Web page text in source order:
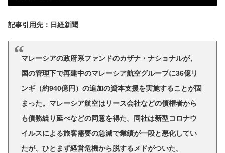
記事引用先：日経新聞
マレーシアの政府系ファンドのカザナ・ナショナルが、
国の管理下で再建中のマレーシア航空グループに36億リ
ンギ（約940億円）の追加の資本支援を実施することが固
まった。マレーシア航空はリース会社などの債権者から
も債務繰り延べなどの同意を得た。同社は新型コロナウ
イルスによる旅客需要の急減で業績が一段と悪化してい
たが、ひとまず経営危機から脱するメドがついた。